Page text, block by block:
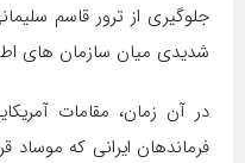
جلوگیری از ترور قاسم
شدیدی میان سازمان های
در آن زمان، مقامات
فرماندهان ایرانی که موساد